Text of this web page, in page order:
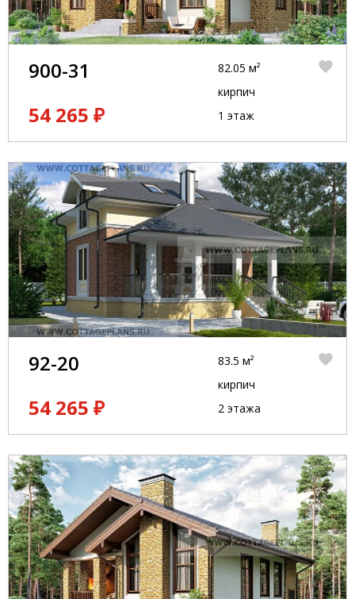
900-31
54 265 ₽
82.05 м²
кирпич
1 этаж
92-20
54 265 ₽
83.5 м²
кирпич
2 этажа